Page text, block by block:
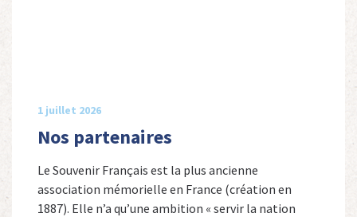
1 juillet 2026
Nos partenaires
Le Souvenir Français est la plus ancienne
association mémorielle en France (création en
1887). Elle n’a qu’une ambition « servir la nation